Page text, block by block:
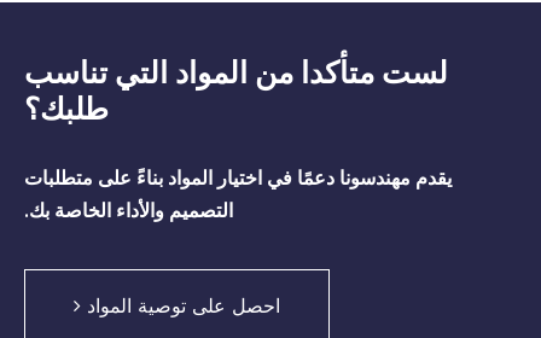
لست متأكدا من المواد التي تناسب
طلبك؟
يقدم مهندسونا دعمًا في اختيار المواد بناءً على متطلبات
التصميم والأداء الخاصة بك.
احصل على توصية المواد